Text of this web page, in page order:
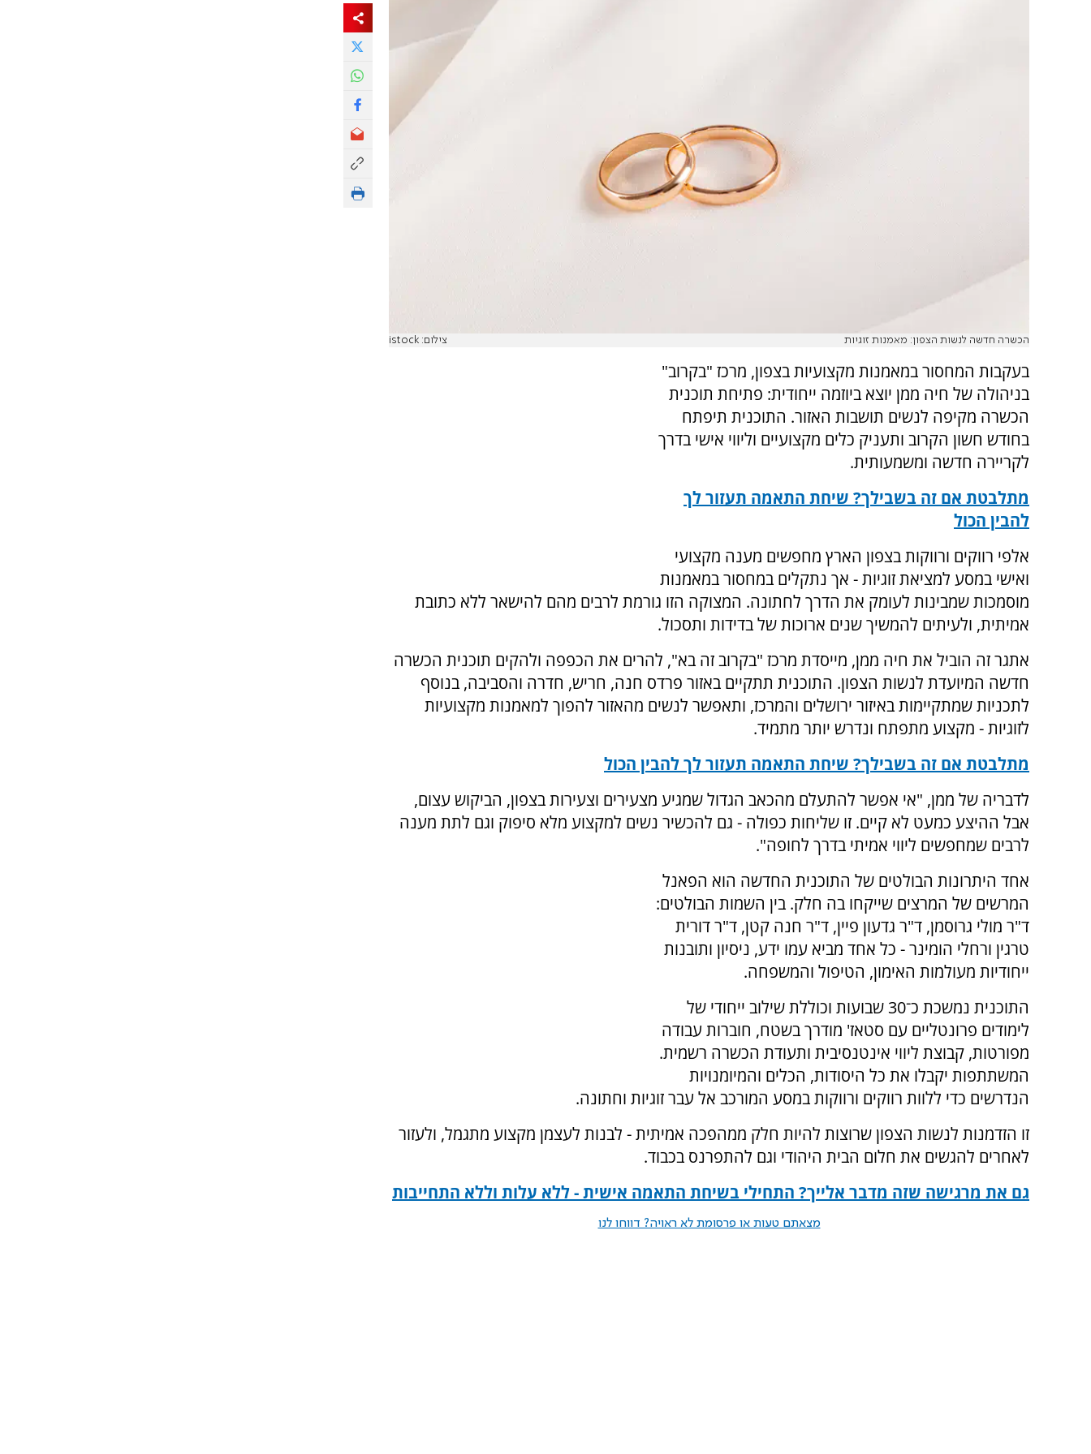
הכשרה חדשה לנשות הצפון: מאמנות זוגיות צילום: istock
בעקבות המחסור במאמנות מקצועיות בצפון, מרכז "בקרוב"
בניהולה של חיה ממן יוצא ביוזמה ייחודית: פתיחת תוכנית
הכשרה מקיפה לנשים תושבות האזור. התוכנית תיפתח
בחודש חשון הקרוב ותעניק כלים מקצועיים וליווי אישי בדרך
לקריירה חדשה ומשמעותית.
מתלבטת אם זה בשבילך? שיחת התאמה תעזור לך
להבין הכול
אלפי רווקים ורווקות בצפון הארץ מחפשים מענה מקצועי
ואישי במסע למציאת זוגיות - אך נתקלים במחסור במאמנות
מוסמכות שמבינות לעומק את הדרך לחתונה. המצוקה הזו גורמת לרבים מהם להישאר ללא כתובת
אמיתית, ולעיתים להמשיך שנים ארוכות של בדידות ותסכול.
אתגר זה הוביל את חיה ממן, מייסדת מרכז "בקרוב זה בא", להרים את הכפפה ולהקים תוכנית הכשרה
חדשה המיועדת לנשות הצפון. התוכנית תתקיים באזור פרדס חנה, חריש, חדרה והסביבה, בנוסף
לתכניות שמתקיימות באיזור ירושלים והמרכז, ותאפשר לנשים מהאזור להפוך למאמנות מקצועיות
לזוגיות - מקצוע מתפתח ונדרש יותר מתמיד.
מתלבטת אם זה בשבילך? שיחת התאמה תעזור לך להבין הכול
לדבריה של ממן, "אי אפשר להתעלם מהכאב הגדול שמגיע מצעירים וצעירות בצפון, הביקוש עצום,
אבל ההיצע כמעט לא קיים. זו שליחות כפולה - גם להכשיר נשים למקצוע מלא סיפוק וגם לתת מענה
לרבים שמחפשים ליווי אמיתי בדרך לחופה".
אחד היתרונות הבולטים של התוכנית החדשה הוא הפאנל
המרשים של המרצים שייקחו בה חלק. בין השמות הבולטים:
ד"ר מולי גרוסמן, ד"ר גדעון פיין, ד"ר חנה קטן, ד"ר דורית
טרגין ורחלי הומינר - כל אחד מביא עמו ידע, ניסיון ותובנות
ייחודיות מעולמות האימון, הטיפול והמשפחה.
התוכנית נמשכת כ־30 שבועות וכוללת שילוב ייחודי של
לימודים פרונטליים עם סטאז' מודרך בשטח, חוברות עבודה
מפורטות, קבוצת ליווי אינטנסיבית ותעודת הכשרה רשמית.
המשתתפות יקבלו את כל היסודות, הכלים והמיומנויות
הנדרשים כדי ללוות רווקים ורווקות במסע המורכב אל עבר זוגיות וחתונה.
זו הזדמנות לנשות הצפון שרוצות להיות חלק ממהפכה אמיתית - לבנות לעצמן מקצוע מתגמל, ולעזור
לאחרים להגשים את חלום הבית היהודי וגם להתפרנס בכבוד.
גם את מרגישה שזה מדבר אלייך? התחילי בשיחת התאמה אישית - ללא עלות וללא התחייבות
מצאתם טעות או פרסומת לא ראויה? דווחו לנו